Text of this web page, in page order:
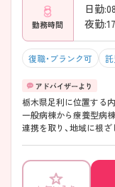
勤務時間
日勤
夜勤
復職・ブランク可 託
栃木県足利に位置する
一般病棟から療養型病
連携を取り、地域に根
ご興味ある方には、面
すのでお気軽にご相談